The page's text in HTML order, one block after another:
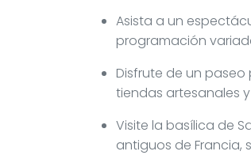
Asista a un
programación
Disfrute de un paseo
tiendas artesanales
Visite la basílica de
antiguos de Francia,